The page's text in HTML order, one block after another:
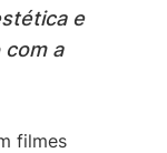
e
a
filmes